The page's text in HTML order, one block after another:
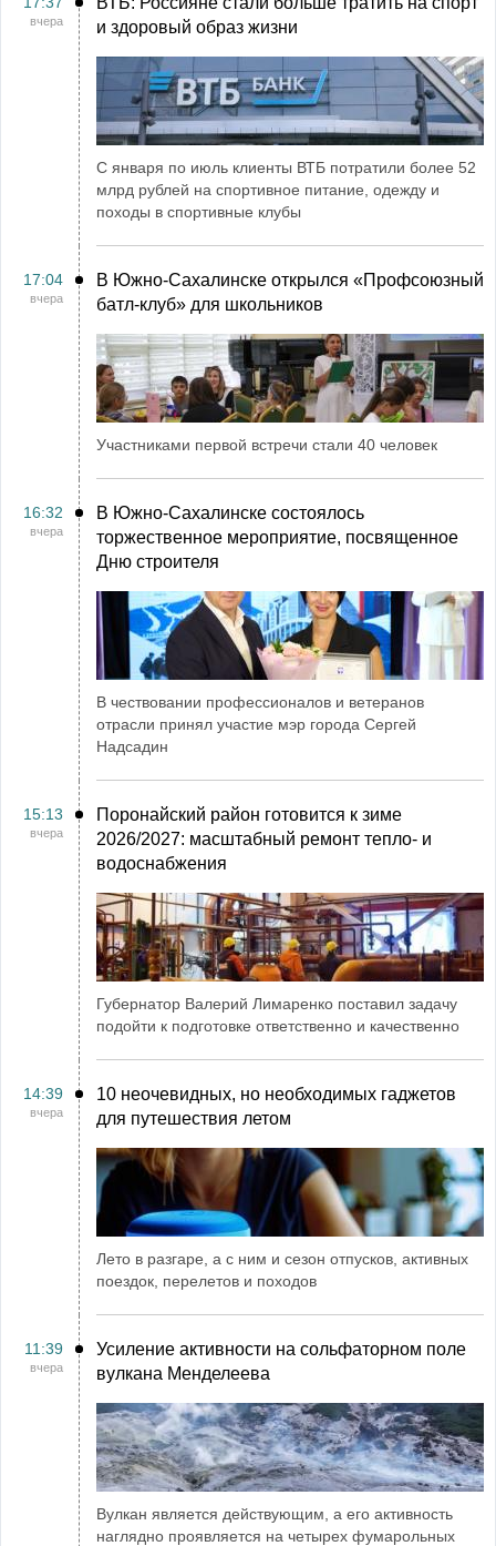
вчера
и здоровый образ жизни
С января по июль клиенты ВТБ потратили более 52
млрд рублей на спортивное питание, одежду и
походы в спортивные клубы
17:04
вчера
В Южно-Сахалинске открылся «Профсоюзный
батл-клуб» для школьников
Участниками первой встречи стали 40 человек
16:32
вчера
В Южно-Сахалинске состоялось
торжественное мероприятие, посвященное
Дню строителя
В чествовании профессионалов и ветеранов
отрасли принял участие мэр города Сергей
Надсадин
15:13
вчера
Поронайский район готовится к зиме
2026/2027: масштабный ремонт тепло- и
водоснабжения
Губернатор Валерий Лимаренко поставил задачу
подойти к подготовке ответственно и качественно
14:39
вчера
10 неочевидных, но необходимых гаджетов
для путешествия летом
Лето в разгаре, а с ним и сезон отпусков, активных
поездок, перелетов и походов
11:39
вчера
Усиление активности на сольфаторном поле
вулкана Менделеева
Вулкан является действующим, а его активность
наглядно проявляется на четырех фумарольных